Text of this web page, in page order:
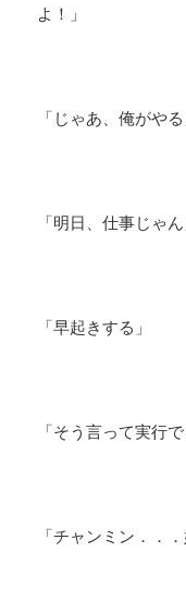
よ！」
「じゃあ、俺がやる
「明日、仕事じゃん
「早起きする」
「そう言って実行
「チャンミン．．．